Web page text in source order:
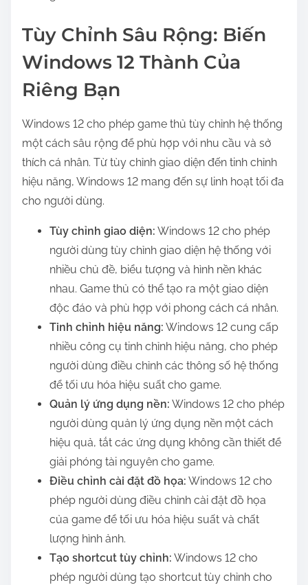
Tùy Chỉnh Sâu Rộng: Biến
Windows 12 Thành Của
Riêng Bạn
Windows 12 cho phép game thủ tùy chỉnh hệ thống
một cách sâu rộng để phù hợp với nhu cầu và sở
thích cá nhân. Từ tùy chỉnh giao diện đến tinh chỉnh
hiệu năng, Windows 12 mang đến sự linh hoạt tối đa
cho người dùng.
Tùy chỉnh giao diện: Windows 12 cho phép
người dùng tùy chỉnh giao diện hệ thống với
nhiều chủ đề, biểu tượng và hình nền khác
nhau. Game thủ có thể tạo ra một giao diện
độc đáo và phù hợp với phong cách cá nhân.
Tinh chỉnh hiệu năng: Windows 12 cung cấp
nhiều công cụ tinh chỉnh hiệu năng, cho phép
người dùng điều chỉnh các thông số hệ thống
để tối ưu hóa hiệu suất cho game.
Quản lý ứng dụng nền: Windows 12 cho phép
người dùng quản lý ứng dụng nền một cách
hiệu quả, tắt các ứng dụng không cần thiết để
giải phóng tài nguyên cho game.
Điều chỉnh cài đặt đồ họa: Windows 12 cho
phép người dùng điều chỉnh cài đặt đồ họa
của game để tối ưu hóa hiệu suất và chất
lượng hình ảnh.
Tạo shortcut tùy chỉnh: Windows 12 cho
phép người dùng tạo shortcut tùy chỉnh cho